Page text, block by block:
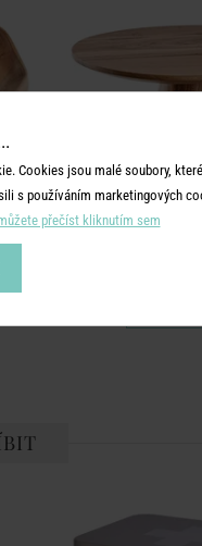
Cookies jsou malé soubory,
s používáním marketingových
přečíst kliknutím sem